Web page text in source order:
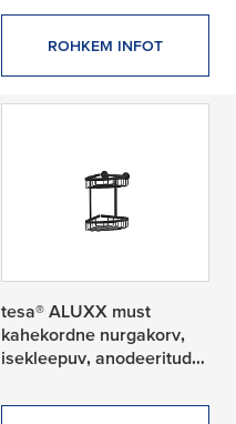
ROHKEM INFOT
tesa® ALUXX must
kahekordne nurgakorv,
isekleepuv, anodeeritud